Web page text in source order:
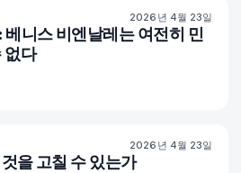
78% 90
2026년 4월 23일
베니스 비엔날레는 여전히 민
없다
79 % 55
2026년 4월 23일
을 고칠 수 있는가